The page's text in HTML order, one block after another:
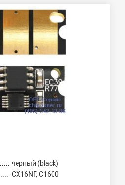
черный (black)
CX16NF, C1600